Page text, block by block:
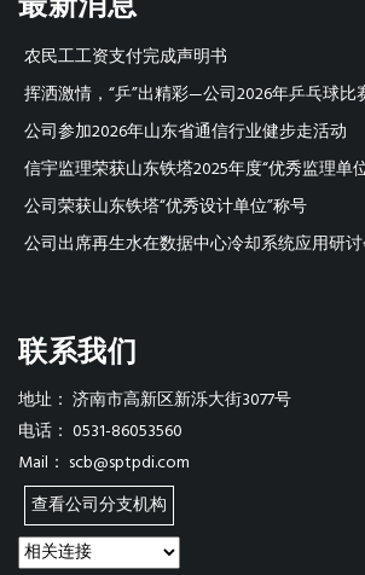
农民工工资支付完成声明书
挥洒激情，“乒”出精彩—公司2026年乒乓球比
公司参加2026年山东省通信行业健步走活动
信宇监理荣获山东铁塔2025年度“优秀监理单
公司荣获山东铁塔“优秀设计单位”称号
公司出席再生水在数据中心冷却系统应用研
联系我们
地址： 济南市高新区新泺大街3077号
电话： 0531-86053560
Mail： scb@sptpdi.com
查看公司分支机构